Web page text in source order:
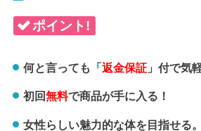
ポイント!
何と言っても「返金保証」付で気
初回無料で商品が手に入る！
女性らしい魅力的な体を目指せる。